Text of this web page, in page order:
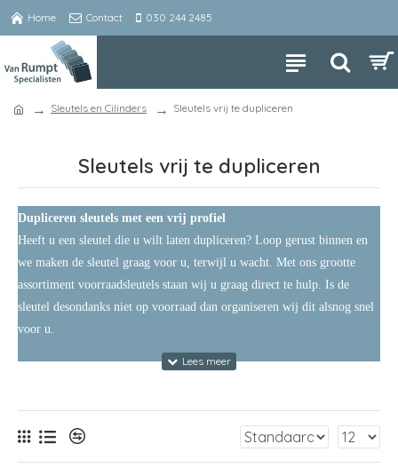
Home Contact 030 244 2485
Sleutels en Cilinders Sleutels vrij te dupliceren
Sleutels vrij te dupliceren
Dupliceren sleutels met een vrij profiel
Heeft u een sleutel die u wilt laten dupliceren? Loop gerust binnen en
we maken de sleutel graag voor u, terwijl u wacht. Met ons grootte
assortiment voorraadsleutels staan wij u graag direct te hulp. Is de
sleutel desondanks niet op voorraad dan organiseren wij dit alsnog snel
voor u.